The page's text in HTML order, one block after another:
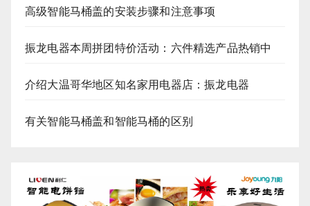
高级智能马桶盖的安装步骤和注意事项
振龙电器本周拼团特价活动：六件精选产品热销中
介绍大温哥华地区知名家用电器店：振龙电器
有关智能马桶盖和智能马桶的区别